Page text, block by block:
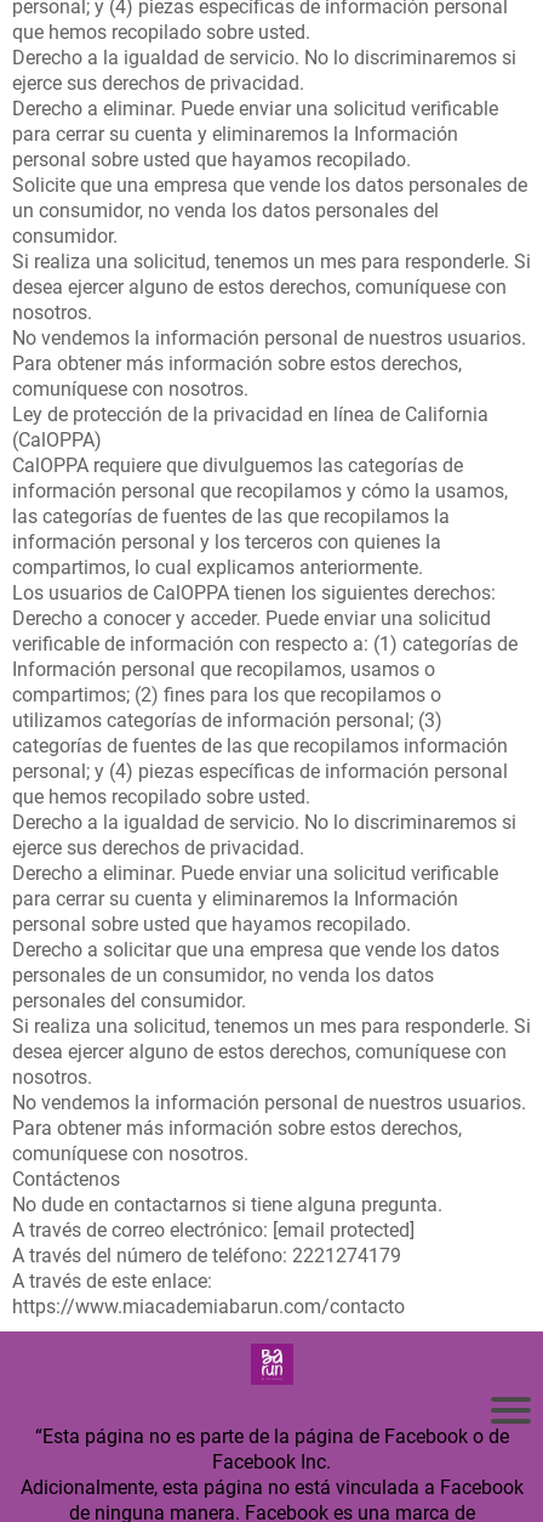
personal; y (4) piezas específicas de información personal
que hemos recopilado sobre usted.
Derecho a la igualdad de servicio. No lo discriminaremos si
ejerce sus derechos de privacidad.
Derecho a eliminar. Puede enviar una solicitud verificable
para cerrar su cuenta y eliminaremos la Información
personal sobre usted que hayamos recopilado.
Solicite que una empresa que vende los datos personales de
un consumidor, no venda los datos personales del
consumidor.
Si realiza una solicitud, tenemos un mes para responderle. Si
desea ejercer alguno de estos derechos, comuníquese con
nosotros.
No vendemos la información personal de nuestros usuarios.
Para obtener más información sobre estos derechos,
comuníquese con nosotros.
Ley de protección de la privacidad en línea de California
(CalOPPA)
CalOPPA requiere que divulguemos las categorías de
información personal que recopilamos y cómo la usamos,
las categorías de fuentes de las que recopilamos la
información personal y los terceros con quienes la
compartimos, lo cual explicamos anteriormente.
Los usuarios de CalOPPA tienen los siguientes derechos:
Derecho a conocer y acceder. Puede enviar una solicitud
verificable de información con respecto a: (1) categorías de
Información personal que recopilamos, usamos o
compartimos; (2) fines para los que recopilamos o
utilizamos categorías de información personal; (3)
categorías de fuentes de las que recopilamos información
personal; y (4) piezas específicas de información personal
que hemos recopilado sobre usted.
Derecho a la igualdad de servicio. No lo discriminaremos si
ejerce sus derechos de privacidad.
Derecho a eliminar. Puede enviar una solicitud verificable
para cerrar su cuenta y eliminaremos la Información
personal sobre usted que hayamos recopilado.
Derecho a solicitar que una empresa que vende los datos
personales de un consumidor, no venda los datos
personales del consumidor.
Si realiza una solicitud, tenemos un mes para responderle. Si
desea ejercer alguno de estos derechos, comuníquese con
nosotros.
No vendemos la información personal de nuestros usuarios.
Para obtener más información sobre estos derechos,
comuníquese con nosotros.
Contáctenos
No dude en contactarnos si tiene alguna pregunta.
A través de correo electrónico: [email protected]
A través del número de teléfono: 2221274179
A través de este enlace:
https://www.miacademiabarun.com/contacto
“Esta página no es parte de la página de Facebook o de
Facebook Inc.
Adicionalmente, esta página no está vinculada a Facebook
de ninguna manera. Facebook es una marca de